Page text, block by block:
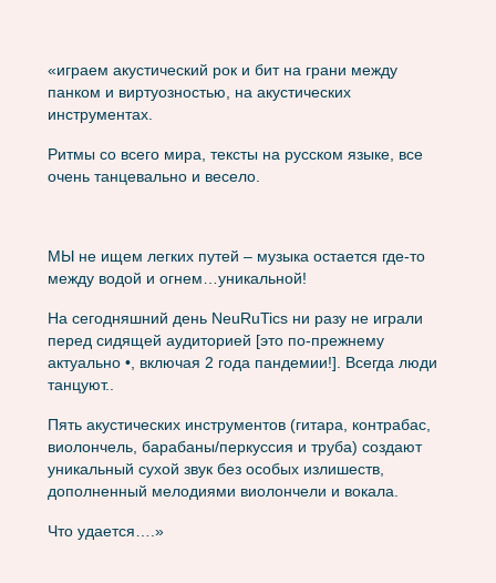
«играем акустический рок и бит на грани между
панком и виртуозностью, на акустических
инструментах.
Ритмы со всего мира, тексты на русском языке, все
очень танцевально и весело.
МЫ не ищем легких путей – музыка остается где-то
между водой и огнем…уникальной!
На сегодняшний день NeuRuTics ни разу не играли
перед сидящей аудиторией [это по-прежнему
актуально •, включая 2 года пандемии!]. Всегда люди
танцуют..
Пять акустических инструментов (гитара, контрабас,
виолончель, барабаны/перкуссия и труба) создают
уникальный сухой звук без особых излишеств,
дополненный мелодиями виолончели и вокала.
Что удается….»